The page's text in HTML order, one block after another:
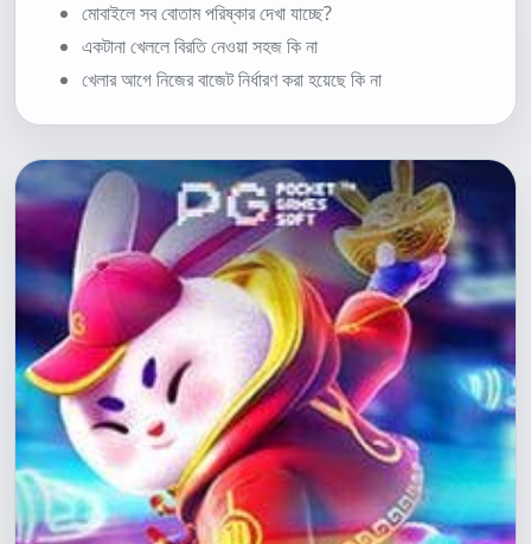
মোবাইলে সব বোতাম পরিষ্কার দেখা যাচ্ছে?
একটানা খেললে বিরতি নেওয়া সহজ কি না
খেলার আগে নিজের বাজেট নির্ধারণ করা হয়েছে কি না